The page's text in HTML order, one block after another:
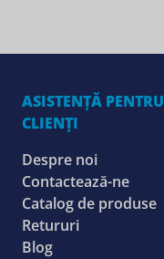
ASISTENȚĂ PENTRU
CLIENȚI
Despre noi
Contactează-ne
Catalog de produse
Retururi
Blog